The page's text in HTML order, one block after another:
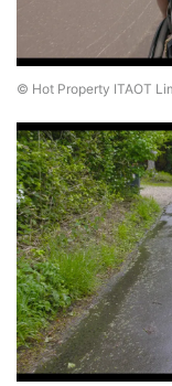
© Hot Property ITAOT